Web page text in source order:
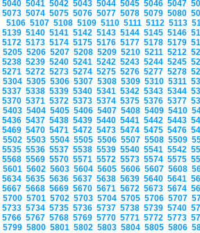
5040 5041 5042 5043 5044 5045 5046 5047
5073 5074 5075 5076 5077 5078 5079 5080
5106 5107 5108 5109 5110 5111 5112 5113
5139 5140 5141 5142 5143 5144 5145 5146
5172 5173 5174 5175 5176 5177 5178 5179
5205 5206 5207 5208 5209 5210 5211 5212
5238 5239 5240 5241 5242 5243 5244 5245
5271 5272 5273 5274 5275 5276 5277 5278
5304 5305 5306 5307 5308 5309 5310 5311
5337 5338 5339 5340 5341 5342 5343 5344
5370 5371 5372 5373 5374 5375 5376 5377
5403 5404 5405 5406 5407 5408 5409 5410
5436 5437 5438 5439 5440 5441 5442 5443
5469 5470 5471 5472 5473 5474 5475 5476
5502 5503 5504 5505 5506 5507 5508 5509
5535 5536 5537 5538 5539 5540 5541 5542
5568 5569 5570 5571 5572 5573 5574 5575
5601 5602 5603 5604 5605 5606 5607 5608
5634 5635 5636 5637 5638 5639 5640 5641
5667 5668 5669 5670 5671 5672 5673 5674
5700 5701 5702 5703 5704 5705 5706 5707
5733 5734 5735 5736 5737 5738 5739 5740
5766 5767 5768 5769 5770 5771 5772 5773
5799 5800 5801 5802 5803 5804 5805 5806